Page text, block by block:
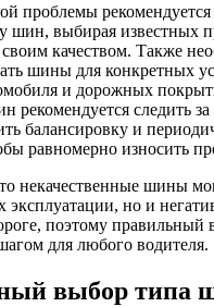
проблемы рекомендуется
шин, выбирая известных
качеством. Также
шины для конкретных
и дорожных
рекомендуется следить за
балансировку и
равномерно износить
некачественные шины
эксплуатации, но и
поэтому
для любого водителя.
выбор типа